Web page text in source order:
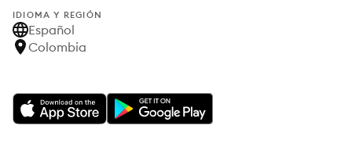
IDIOMA Y REGIÓN
Español
Colombia